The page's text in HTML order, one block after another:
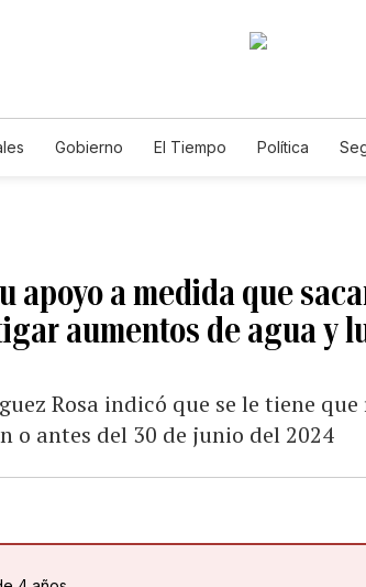
Gobierno El Tiempo Política
apoyo a medida que
aumentos de agua y
Rosa indicó que se le tiene
o antes del 30 de junio del 2024